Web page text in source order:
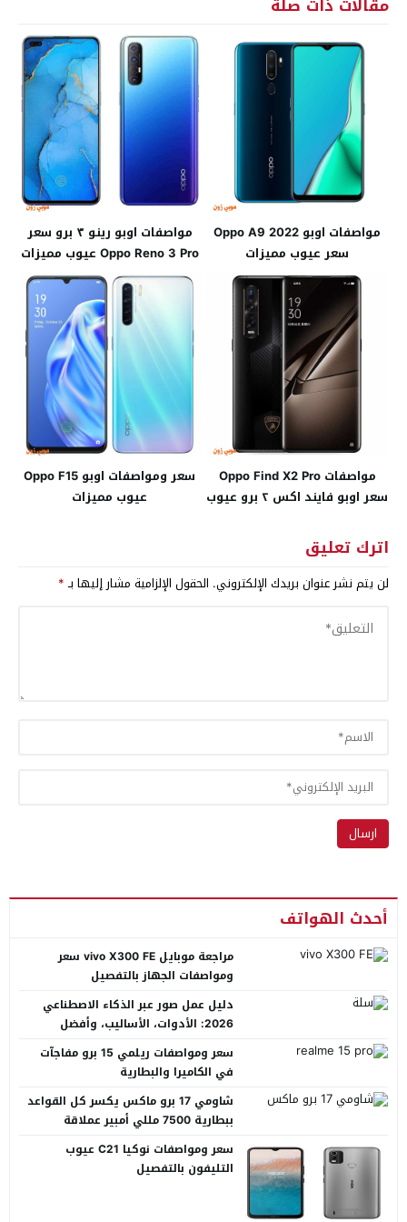
مواصفات اوبو Oppo A9 2022
سعر عيوب مميزات
مواصفات اوبو رينو ٣ برو سعر
Oppo Reno 3 Pro عيوب مميزات
مواصفات Oppo Find X2 Pro
سعر اوبو فايند اكس ٢ برو عيوب
سعر ومواصفات اوبو Oppo F15
عيوب مميزات
اترك تعليق
لن يتم نشر عنوان بريدك الإلكتروني. الحقول الإلزامية مشار إليها بـ*
أحدث الهواتف
مراجعة موبايل vivo X300 FE سعر
ومواصفات الجهاز بالتفصيل
دليل عمل صور عبر الذكاء الاصطناعي
2026: الأدوات، الأساليب، وأفضل
سعر ومواصفات ريلمي 15 برو مفاجآت
في الكاميرا والبطارية
شاومي 17 برو ماكس يكسر كل القواعد
ببطارية 7500 مللي أمبير عملاقة
سعر ومواصفات نوكيا C21 عيوب
التليفون بالتفصيل